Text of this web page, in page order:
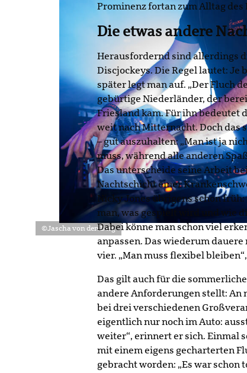
Prominenz fortan zum Alltag des
Die etwas andere
Herausfordernd sind allerdings
Discjockeys. Die Regel lautet: Je
später legt man auf. „Der Fluch
gebürtige Niederländer, der
Friesland kam. Für ihn bedeutet
weit nach Mitternacht. Doch das
– gut auszuhalten: „Man ist ja
muss, während alle anderen
Das unterscheide seine Arbeit
Nachtschicht einer
Nicky Jones übrigens schon
man, was gespielt wird und wie
Dabei könne man schon viel
anpassen. Das wiederum
vier. „Man muss flexibel
Das gilt auch für die
andere Anforderungen stellt: An
bei drei verschiedenen
eigentlich nur noch im Auto:
weiter“, erinnert er sich. Einmal
mit einem eigens gecharterten
gebracht worden: „Es war
©Jascha von den Berg